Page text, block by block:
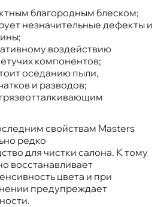
благородным блеском;
незначительные дефекты и
воздействию
компонентов;
оседанию пыли,
и разводов;
свойствам Masters
редко
для чистки салона. К тому
восстанавливает
цвета и при
предупреждает